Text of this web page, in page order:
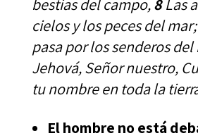
cielos y los peces del
pasa por los senderos del
Jehová, Señor nuestro,
tu nombre en toda la
El hombre no está